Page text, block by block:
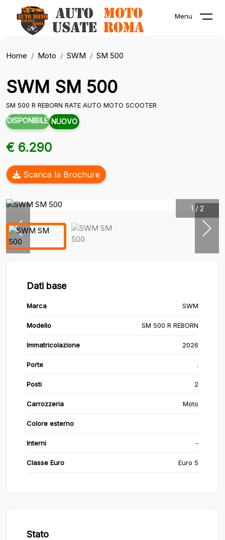
Menu
Home Moto SWM SM 500
SWM SM 500
SM 500 R REBORN RATE AUTO MOTO SCOOTER
DISPONIBILE NUOVO
€ 6.290
Scarica la Brochure
1 / 2
Dati base
Marca SWM
Modello SM 500 R REBORN
Immatricolazione 2026
Porte .
Posti 2
Carrozzeria Moto
Colore esterno
Interni -
Classe Euro Euro 5
Stato